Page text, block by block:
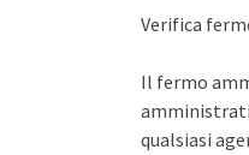
Verifica
Il fermo
qualsiasi